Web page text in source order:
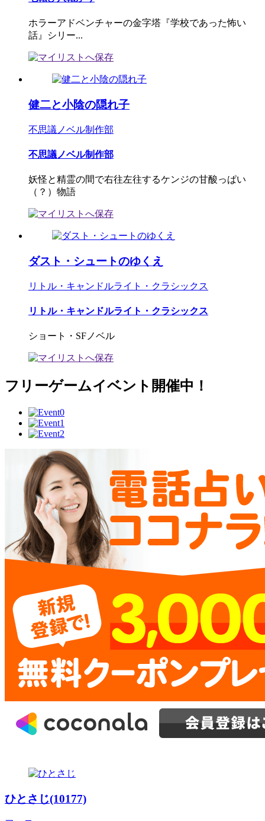
ホラーアドベンチャーの金字塔『学校であった怖い
話』シリー...
健二と小陰の隠れ子
不思議ノベル制作部
不思議ノベル制作部
妖怪と精霊の間で右往左往するケンジの甘酸っぱい
（？）物語
ダスト・シュートのゆくえ
リトル・キャンドルライト・クラシックス
リトル・キャンドルライト・クラシックス
ショート・SFノベル
フリーゲームイベント開催中！
ひとさじ(10177)